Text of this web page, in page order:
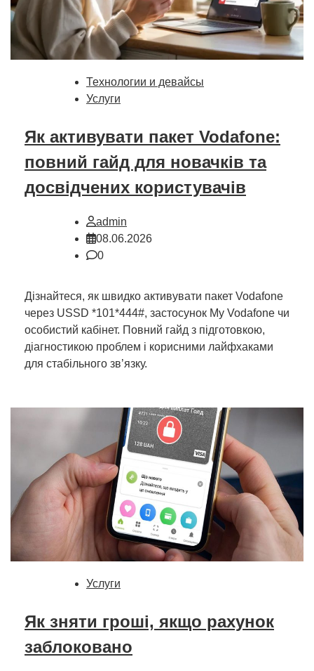
Технологии и девайсы
Услуги
Як активувати пакет Vodafone:
повний гайд для новачків та
досвідчених користувачів
admin
08.06.2026
0
Дізнайтеся, як швидко активувати пакет Vodafone
через USSD *101*444#, застосунок My Vodafone чи
особистий кабінет. Повний гайд з підготовкою,
діагностикою проблем і корисними лайфхаками
для стабільного зв’язку.
Услуги
Як зняти гроші, якщо рахунок
заблоковано